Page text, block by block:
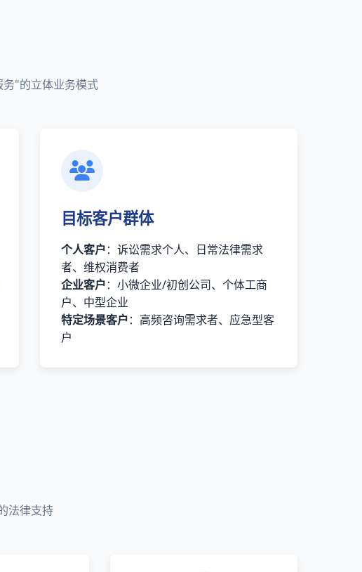
"的立体业务模式
目标客户群体
个人客户：诉讼需求个人、日常法律需求
者、维权消费者
企业客户：小微企业/初创公司、个体工商
户、中型企业
特定场景客户：高频咨询需求者、应急型客
户
法律支持